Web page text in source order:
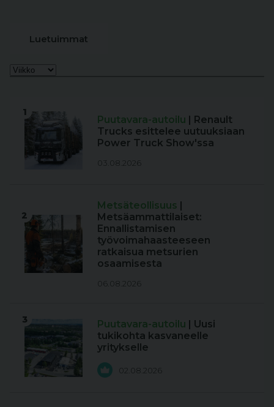
Luetuimmat
1
Puutavara-autoilu | Renault
Trucks esittelee uutuuksiaan
Power Truck Show'ssa
03.08.2026
2
Metsäteollisuus |
Metsäammattilaiset:
Ennallistamisen
työvoimahaasteeseen
ratkaisua metsurien
osaamisesta
06.08.2026
3 Puutavara-autoilu | Uusi
tukikohta kasvaneelle
yritykselle
02.08.2026